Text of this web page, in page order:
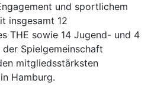
und sportlichem
insgesamt 12
THE sowie 14 Jugend- und 4
Spielgemeinschaft
mitgliedsstärksten
Hamburg.